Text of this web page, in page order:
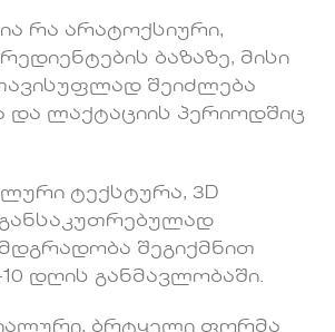
რა არატოქსიური,
ბაზაზე, მისი
შეიძლება
ლაქტაციის პერიოდშიც
ტექსტურა, 3D
შეგიქმნით
დღის განმავლობაში.
ბრტყელი ფორმა